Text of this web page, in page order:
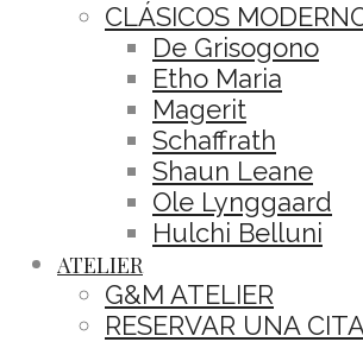
CLÁSICOS
De Grisogono
Etho Maria
Magerit
Schaffrath
Shaun Leane
Ole Lynggaard
Hulchi Belluni
ATELIER
G&M ATELIER
RESERVAR UNA CITA